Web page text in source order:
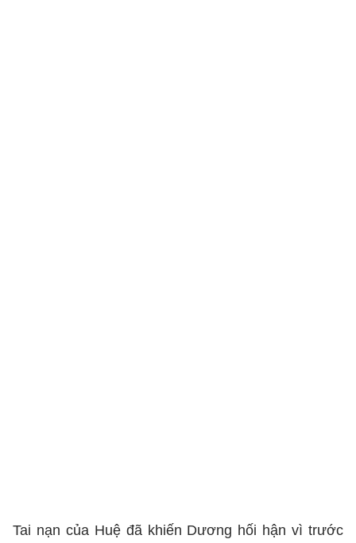
Tai nạn của Huệ đã khiến Dương hối hận vì trước